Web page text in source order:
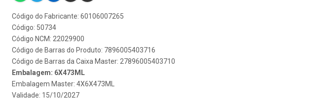
Código do Fabricante: 60106007265
Código: 50734
Código NCM: 22029900
Código de Barras do Produto: 7896005403716
Código de Barras da Caixa Master: 27896005403710
Embalagem: 6X473ML
Embalagem Master: 4X6X473ML
Validade: 15/10/2027